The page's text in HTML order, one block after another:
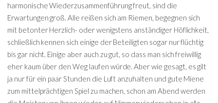
harmonische Wiederzusammenführung freut, sind die
Erwartungen groß. Alle reißen sich am Riemen, begegnen sich
mit betonter Herzlich- oder wenigstens anständiger Höflichkeit,
schließlich kennen sich einige der Beteiligten sogar nur flüchtig
bis gar nicht. Einige aber auch zu gut, so dass man sich freiwillig
eher kaum über den Weg laufen würde. Aber wie gesagt, es gilt
ja nur für ein paar Stunden die Luft anzuhalten und gute Miene
zum mittelprächtigen Spiel zu machen, schon am Abend werden